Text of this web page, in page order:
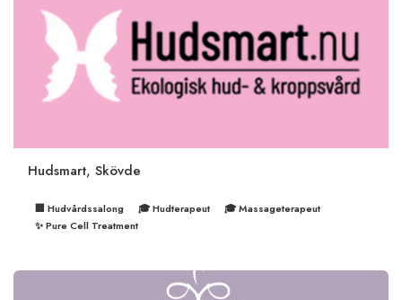
Hudsmart, Skövde
🏢 Hudvårdssalong 🎓 Hudterapeut
🎓 Massageterapeut
✨ Pure Cell Treatment